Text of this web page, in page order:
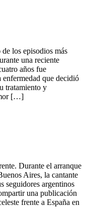
los episodios más
una reciente
años fue
enfermedad que decidió
tratamiento y
[…]
Durante el arranque
Aires, la cantante
seguidores argentinos
una publicación
frente a España en